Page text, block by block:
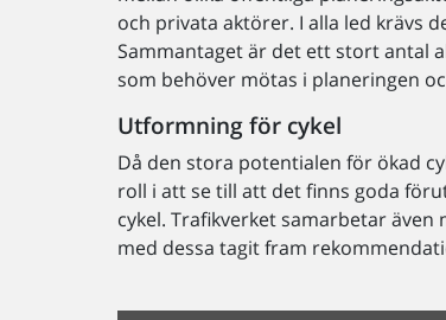
och privata aktörer. I alla led krävs
Sammantaget är det ett stort antal
som behöver mötas i planeringen
Utformning för cykel
Då den stora potentialen för ökad
roll i att se till att det finns goda
cykel. Trafikverket samarbetar
med dessa tagit fram